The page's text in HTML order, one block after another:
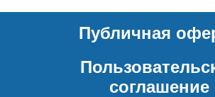
Публичная
соглашение